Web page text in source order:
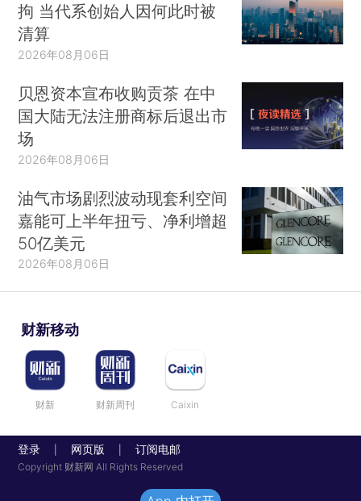
拘 当代系创始人因何此时被
清算
2026年08月06日
贝恩资本宣布收购贡茶 在中
国大陆无法注册商标后退出市
场
2026年08月06日
油气市场剧烈波动现套利空间
嘉能可上半年扭亏、净利增超
50亿美元
2026年08月06日
财新移动
财新 财新周刊 Caixin
登录 网页版 订阅电邮
Copyright 财新网 All Rights Reserved